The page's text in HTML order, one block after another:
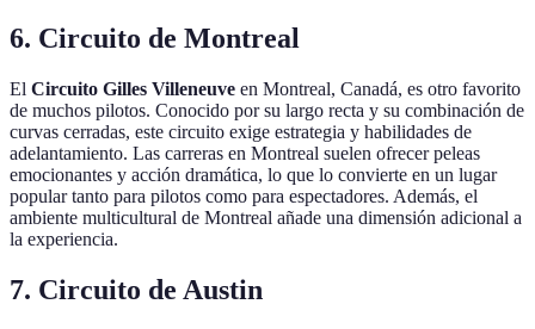
6. Circuito de Montreal
El Circuito Gilles Villeneuve en Montreal, Canadá, es otro favorito
de muchos pilotos. Conocido por su largo recta y su combinación de
curvas cerradas, este circuito exige estrategia y habilidades de
adelantamiento. Las carreras en Montreal suelen ofrecer peleas
emocionantes y acción dramática, lo que lo convierte en un lugar
popular tanto para pilotos como para espectadores. Además, el
ambiente multicultural de Montreal añade una dimensión adicional a
la experiencia.
7. Circuito de Austin